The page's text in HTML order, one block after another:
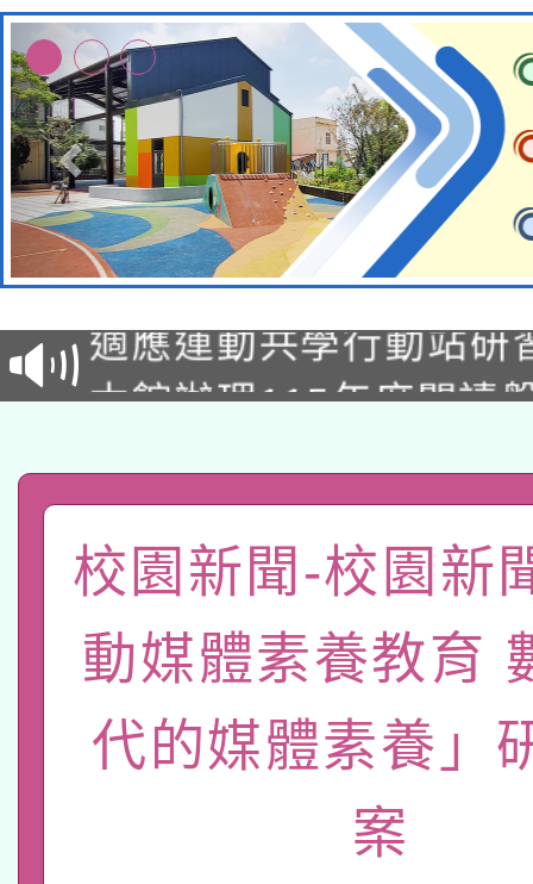
本校115學年度第2次
招甄選結果公告(無人
招)
適應運動共學行動站研
本館辦理115年度閱讀
礎課程
A3數位素養講師名單
「數位內容與教學軟體
pilot」
有關大陸委員會函釋公
薪期間赴陸應申請許可
轉知經濟部水利署委託
業技術研究院辦理「
用水績優單位及節水達
115年8月22日(星期六
桃園市孔廟祈福系列
2026年桃園地景藝術
本校115學年度第2次
校園新聞-校園新
動媒體素養教育
代的媒體素養」
案